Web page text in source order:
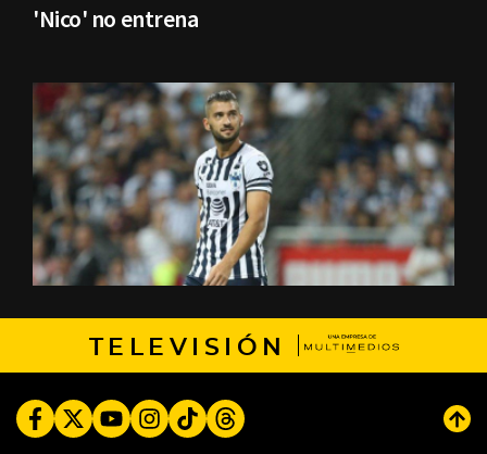
'Nico' no entrena
TELEVISIÓN
FacebookTwitterYoutubeInstagram
TikTokThreads